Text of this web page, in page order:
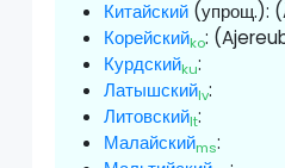
Китайский (упрощ.):
Корейскийko:
Курдскийku:
Латышскийlv:
Литовскийlt:
Малайскийms: